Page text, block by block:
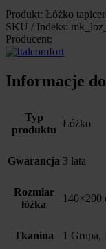
Produkt: Łóżko
SKU / Indeks:
Producent:
Informacje
Typ
produktu
Łóżko
Gwarancja 3 lata
Rozmiar
łóżka
140×200
Tkanina 1 Grupa,